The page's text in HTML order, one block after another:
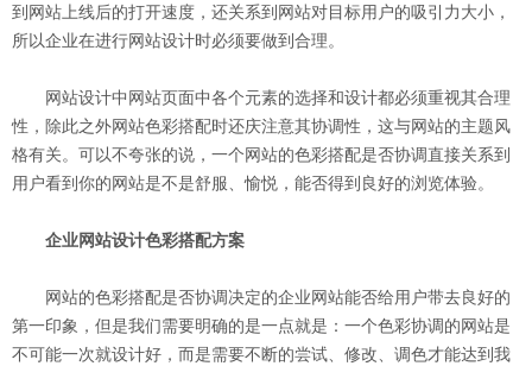
到网站上线后的打开速度，还关系到网站对目标用户的吸引力大小，
所以企业在进行网站设计时必须要做到合理。
网站设计中网站页面中各个元素的选择和设计都必须重视其合理
性，除此之外网站色彩搭配时还庆注意其协调性，这与网站的主题风
格有关。可以不夸张的说，一个网站的色彩搭配是否协调直接关系到
用户看到你的网站是不是舒服、愉悦，能否得到良好的浏览体验。
企业网站设计色彩搭配方案
网站的色彩搭配是否协调决定的企业网站能否给用户带去良好的
第一印象，但是我们需要明确的是一点就是：一个色彩协调的网站是
不可能一次就设计好，而是需要不断的尝试、修改、调色才能达到我